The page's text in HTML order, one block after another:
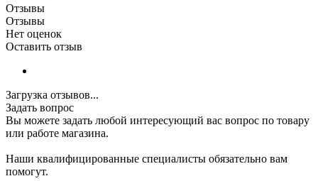
Отзывы
Отзывы
Нет оценок
Оставить отзыв
Загрузка отзывов...
Задать вопрос
Вы можете задать любой интересующий вас вопрос по товару
или работе магазина.
Наши квалифицированные специалисты обязательно вам
помогут.